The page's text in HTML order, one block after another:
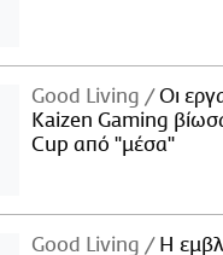
Good Living
Οι
Kaizen Gaming
Cup από "μέσα"
Good Living
Η